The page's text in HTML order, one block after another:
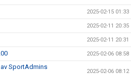
2025-02-15 01:33
2025-02-11 20:35
2025-02-11 20:31
2025-02-06 08:58
SportAdmins
2025-02-06 08:12